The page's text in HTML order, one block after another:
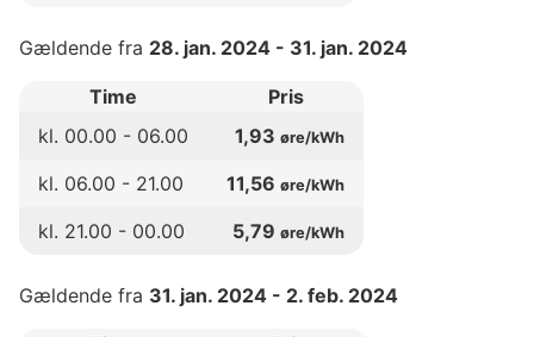
Gældende fra 28. jan. 2024 - 31. jan. 2024
Time
Pris
kl. 00.00 - 06.00 1,93 øre/kWh
kl. 06.00 - 21.00 11,56 øre/kWh
kl. 21.00 - 00.00 5,79 øre/kWh
Gældende fra 31. jan. 2024 - 2. feb. 2024